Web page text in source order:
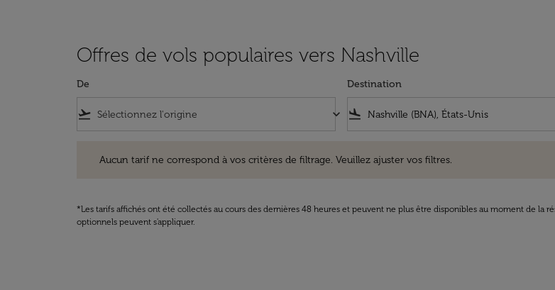
Offres de vols populaires vers Nashville
De
flight_takeoff keyboard_arrow_down
Destination
flight_land
Aucun tarif ne correspond à vos critères de filtrage. Veuillez ajuster vos filtres.
*Les tarifs affichés ont été collectés au cours des dernières 48 heures et peuvent ne plus être disponibles au moment de la
optionnels peuvent s'appliquer.